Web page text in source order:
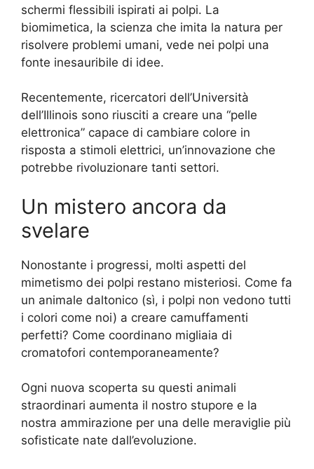
schermi flessibili ispirati ai polpi. La
biomimetica, la scienza che imita la natura per
risolvere problemi umani, vede nei polpi una
fonte inesauribile di idee.
Recentemente, ricercatori dell’Università
dell’Illinois sono riusciti a creare una “pelle
elettronica” capace di cambiare colore in
risposta a stimoli elettrici, un’innovazione che
potrebbe rivoluzionare tanti settori.
Un mistero ancora da
svelare
Nonostante i progressi, molti aspetti del
mimetismo dei polpi restano misteriosi. Come fa
un animale daltonico (sì, i polpi non vedono tutti
i colori come noi) a creare camuffamenti
perfetti? Come coordinano migliaia di
cromatofori contemporaneamente?
Ogni nuova scoperta su questi animali
straordinari aumenta il nostro stupore e la
nostra ammirazione per una delle meraviglie più
sofisticate nate dall’evoluzione.